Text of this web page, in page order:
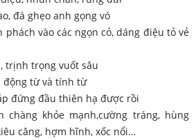
đá ghẹo anh gọng vó
phách vào các ngọn cỏ, dáng điệu tỏ vẻ
trịnh trọng vuốt sâu
động từ và tính từ
đứng đầu thiên hạ được rồi
khỏe mạnh,cường tráng, hùng
căng, hợm hĩnh, xốc nổi…